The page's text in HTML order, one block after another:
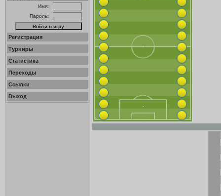
Имя:
Пароль:
Регистрация
Турниры
Статистика
Переходы
Ссылки
Выход